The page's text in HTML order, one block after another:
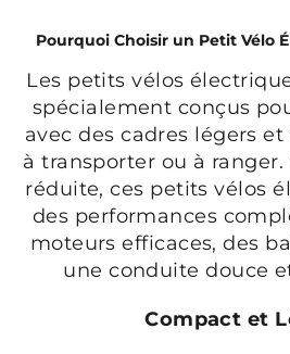
Pourquoi Choisir un Petit Vélo
Les petits vélos
spécialement conçus
avec des cadres légers
à transporter ou à
réduite, ces petits vélos
des performances
moteurs efficaces, des
une conduite douce
Compact et